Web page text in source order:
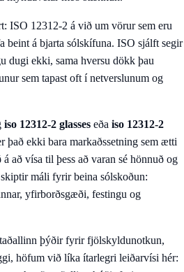
ISO 12312-2 á við um vörur sem eru
beint á bjarta sólskífuna. ISO sjálft segir
dugi ekki, sama hversu dökk þau
sem tapast oft í netverslunum og
iso 12312-2 glasses eða iso 12312-2
það ekki bara markaðssetning sem ætti
að vísa til þess að varan sé hönnuð og
máli fyrir beina sólskoðun:
yfirborðsgæði, festingu og
þýðir fyrir fjölskyldunotkun,
höfum við líka ítarlegri leiðarvísi hér: